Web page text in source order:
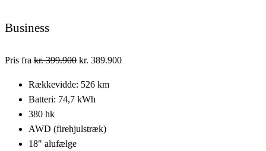
Business
Pris fra kr. 399.900 kr. 389.900
Rækkevidde: 526 km
Batteri: 74,7 kWh
380 hk
AWD (firehjulstræk)
18" alufælge